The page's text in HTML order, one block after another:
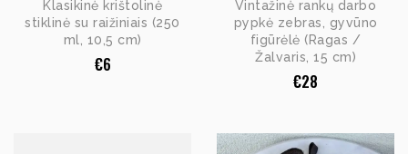
Klasikinė krištolinė
stiklinė su raižiniais (250
ml, 10,5 cm)
€6
Vintažinė rankų darbo
pypkė zebras, gyvūno
figūrėlė (Ragas /
Žalvaris, 15 cm)
€28